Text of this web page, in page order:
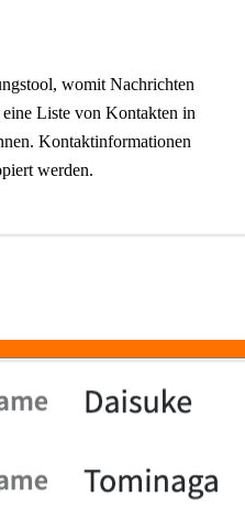
womit Nachrichten
Liste von Kontakten in
Kontaktinformationen
werden.